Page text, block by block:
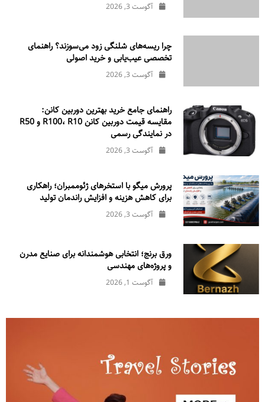
آگوست 3, 2026
چرا ریسه‌های شلنگی زود می‌سوزند؟ راهنمای
تخصصی عیب‌یابی و خرید اصولی
آگوست 3, 2026
راهنمای جامع خرید بهترین دوربین کانن:
مقایسه قیمت دوربین کانن R100، R10 و R50
در نمایندگی رسمی
آگوست 3, 2026
پرورش میگو با استخرهای ژئوممبران؛ راهکاری
برای کاهش هزینه و افزایش راندمان تولید
آگوست 3, 2026
ورق برنج؛ انتخابی هوشمندانه برای صنایع مدرن
و پروژه‌های مهندسی
آگوست 1, 2026